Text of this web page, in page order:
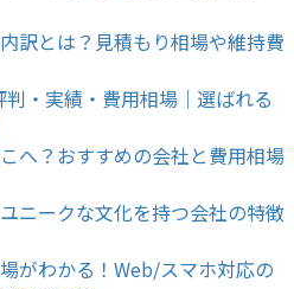
訳とは？見積もり相場や維持費
・実績・費用相場｜選ばれる
へ？おすすめの会社と費用相場
ニークな文化を持つ会社の特徴
がわかる！Web/スマホ対応の